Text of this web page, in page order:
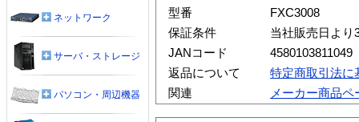
型番
FXC3008
保証条件
当社販売日より
JANコード
4580103811049
返品について
特定商取引法に
関連
メーカー商品ペ
ネットワーク
サーバ・ストレージ
パソコン・周辺機器